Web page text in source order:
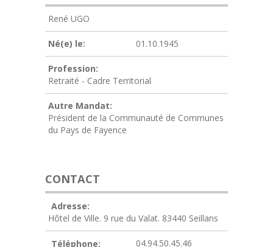
René UGO
Né(e) le: 01.10.1945
Profession:
Retraité - Cadre Territorial
Autre Mandat:
Président de la Communauté de Communes
du Pays de Fayence
CONTACT
Adresse:
Hôtel de Ville. 9 rue du Valat. 83440 Seillans
Téléphone: 04.94.50.45.46